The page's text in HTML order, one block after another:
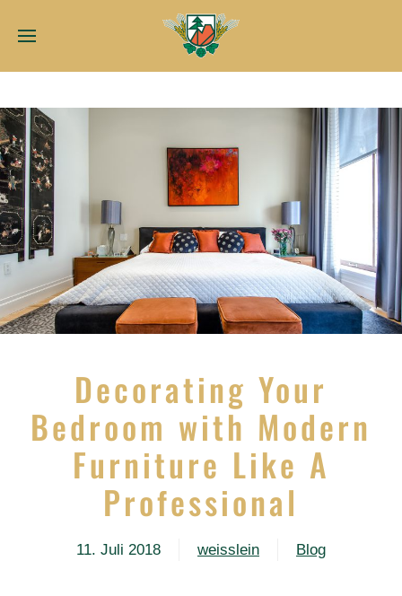
Decorating Your
Bedroom with Modern
Furniture Like A
Professional
11. Juli 2018 weisslein Blog